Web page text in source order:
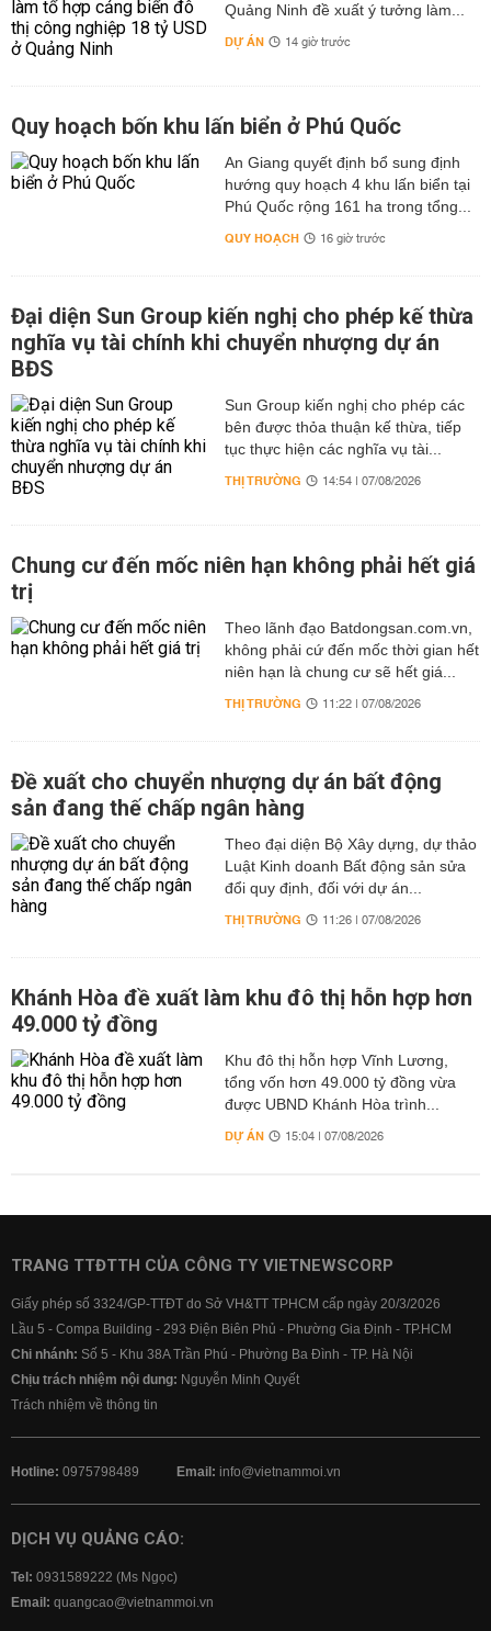
Quảng Ninh đề xuất ý tưởng làm...
DỰ ÁN 14 giờ trước
Quy hoạch bốn khu lấn biển ở Phú Quốc
An Giang quyết định bổ sung định
hướng quy hoạch 4 khu lấn biển tại
Phú Quốc rộng 161 ha trong tổng...
QUY HOẠCH 16 giờ trước
Đại diện Sun Group kiến nghị cho phép kế thừa
nghĩa vụ tài chính khi chuyển nhượng dự án
BĐS
Sun Group kiến nghị cho phép các
bên được thỏa thuận kế thừa, tiếp
tục thực hiện các nghĩa vụ tài...
THỊ TRƯỜNG 14:54 | 07/08/2026
Chung cư đến mốc niên hạn không phải hết giá
trị
Theo lãnh đạo Batdongsan.com.vn,
không phải cứ đến mốc thời gian hết
niên hạn là chung cư sẽ hết giá...
THỊ TRƯỜNG 11:22 | 07/08/2026
Đề xuất cho chuyển nhượng dự án bất động
sản đang thế chấp ngân hàng
Theo đại diện Bộ Xây dựng, dự thảo
Luật Kinh doanh Bất động sản sửa
đổi quy định, đối với dự án...
THỊ TRƯỜNG 11:26 | 07/08/2026
Khánh Hòa đề xuất làm khu đô thị hỗn hợp hơn
49.000 tỷ đồng
Khu đô thị hỗn hợp Vĩnh Lương,
tổng vốn hơn 49.000 tỷ đồng vừa
được UBND Khánh Hòa trình...
DỰ ÁN 15:04 | 07/08/2026
TRANG TTĐTTH CỦA CÔNG TY VIETNEWSCORP
Giấy phép số 3324/GP-TTĐT do Sở VH&TT TPHCM cấp ngày 20/3/2026
Lầu 5 - Compa Building - 293 Điện Biên Phủ - Phường Gia Định - TP.HCM
Chi nhánh: Số 5 - Khu 38A Trần Phú - Phường Ba Đình - TP. Hà Nội
Chịu trách nhiệm nội dung: Nguyễn Minh Quyết
Trách nhiệm về thông tin
Hotline: 0975798489 Email: info@vietnammoi.vn
DỊCH VỤ QUẢNG CÁO:
Tel: 0931589222 (Ms Ngọc)
Email: quangcao@vietnammoi.vn